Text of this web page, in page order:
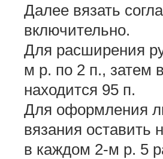
Далее вязать
включительно.
Для расширения
м р. по 2 п., затем
находится 95 п.
Для оформления
вязания оставить
в каждом 2-м р. 5